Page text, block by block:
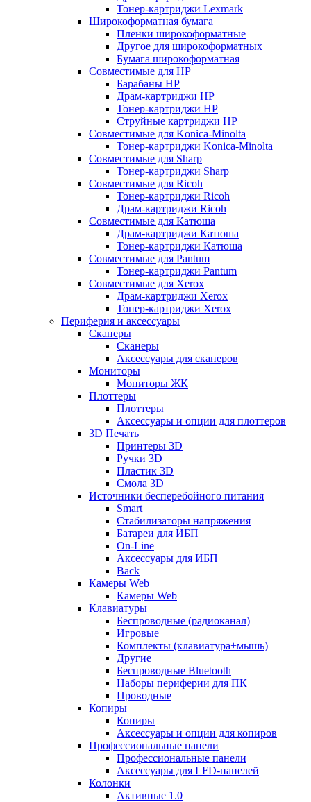
Тонер-картриджи Lexmark
Широкоформатная бумага
Пленки широкоформатные
Другое для широкоформатных
Бумага широкоформатная
Совместимые для HP
Барабаны HP
Драм-картриджи HP
Тонер-картриджи HP
Струйные картриджи HP
Совместимые для Konica-Minolta
Тонер-картриджи Konica-Minolta
Совместимые для Sharp
Тонер-картриджи Sharp
Совместимые для Ricoh
Тонер-картриджи Ricoh
Драм-картриджи Ricoh
Совместимые для Катюша
Драм-картриджи Катюша
Тонер-картриджи Катюша
Совместимые для Pantum
Тонер-картриджи Pantum
Совместимые для Xerox
Драм-картриджи Xerox
Тонер-картриджи Xerox
Периферия и аксессуары
Сканеры
Сканеры
Аксессуары для сканеров
Мониторы
Мониторы ЖК
Плоттеры
Плоттеры
Аксессуары и опции для плоттеров
3D Печать
Принтеры 3D
Ручки 3D
Пластик 3D
Смола 3D
Источники бесперебойного питания
Smart
Стабилизаторы напряжения
Батареи для ИБП
On-Line
Аксессуары для ИБП
Back
Камеры Web
Камеры Web
Клавиатуры
Беспроводные (радиоканал)
Игровые
Комплекты (клавиатура+мышь)
Другие
Беспроводные Bluetooth
Наборы периферии для ПК
Проводные
Копиры
Копиры
Аксессуары и опции для копиров
Профессиональные панели
Профессиональные панели
Аксессуары для LFD-панелей
Колонки
Активные 1.0